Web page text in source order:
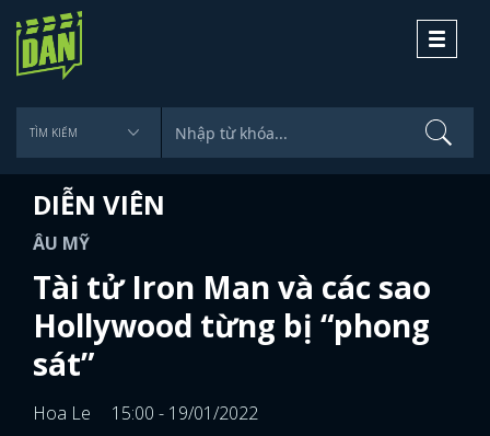
Toggle
DIỄN VIÊN
ÂU MỸ
Tài tử Iron Man và các sao
Hollywood từng bị “phong
sát”
Hoa Le
15:00 - 19/01/2022